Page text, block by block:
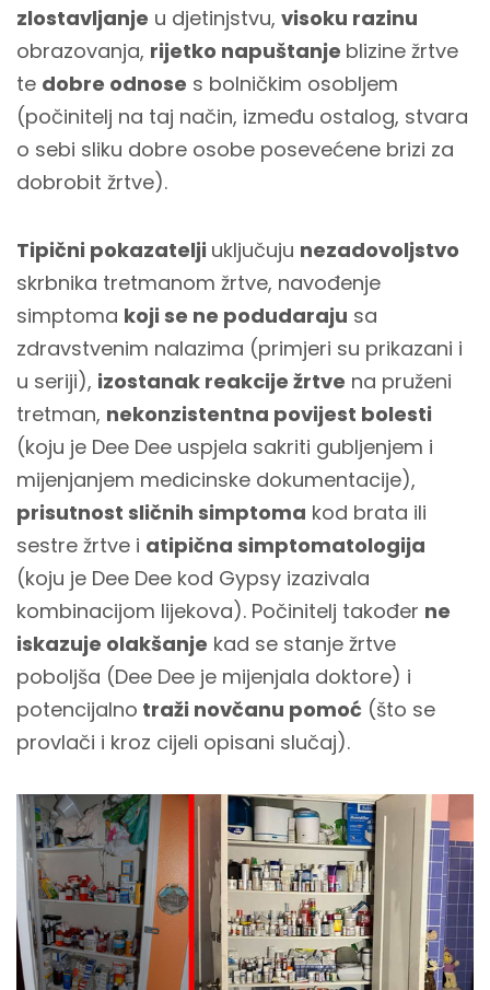
zlostavljanje u djetinjstvu, visoku razinu
obrazovanja, rijetko napuštanje blizine žrtve
te dobre odnose s bolničkim osobljem
(počinitelj na taj način, između ostalog, stvara
o sebi sliku dobre osobe posevećene brizi za
dobrobit žrtve).
Tipični pokazatelji uključuju nezadovoljstvo
skrbnika tretmanom žrtve, navođenje
simptoma koji se ne podudaraju sa
zdravstvenim nalazima (primjeri su prikazani i
u seriji), izostanak reakcije žrtve na pruženi
tretman, nekonzistentna povijest bolesti
(koju je Dee Dee uspjela sakriti gubljenjem i
mijenjanjem medicinske dokumentacije),
prisutnost sličnih simptoma kod brata ili
sestre žrtve i atipična simptomatologija
(koju je Dee Dee kod Gypsy izazivala
kombinacijom lijekova). Počinitelj također ne
iskazuje olakšanje kad se stanje žrtve
poboljša (Dee Dee je mijenjala doktore) i
potencijalno traži novčanu pomoć (što se
provlači i kroz cijeli opisani slučaj).